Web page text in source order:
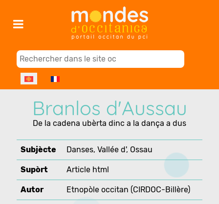
Select your language
Branlos d'Aussau
De la cadena ubèrta dinc a la dança a dus
Subjècte Danses, Vallée d', Ossau
Supòrt Article html
Autor Etnopòle occitan (CIRDOC-Billère)